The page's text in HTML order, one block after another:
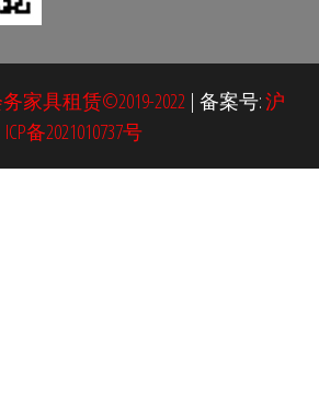
家具租赁©2019-2022 | 备案号:沪
ICP备2021010737号